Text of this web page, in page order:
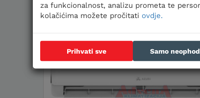
za funkcionalnost, analizu prometa te
kolačićima možete pročitati ovdje.
Prihvati sve Samo